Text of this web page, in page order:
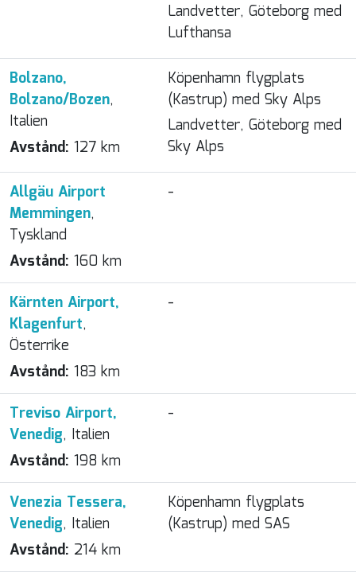
Landvetter, Göteborg med
Lufthansa
Bolzano,
Bolzano/Bozen,
Italien
Avstånd: 127 km
Köpenhamn flygplats
(Kastrup) med Sky Alps
Landvetter, Göteborg med
Sky Alps
Allgäu Airport
Memmingen,
Tyskland
Avstånd: 160 km
-
Kärnten Airport,
Klagenfurt,
Österrike
Avstånd: 183 km
-
Treviso Airport,
Venedig, Italien
Avstånd: 198 km
-
Venezia Tessera,
Venedig, Italien
Avstånd: 214 km
Köpenhamn flygplats
(Kastrup) med SAS